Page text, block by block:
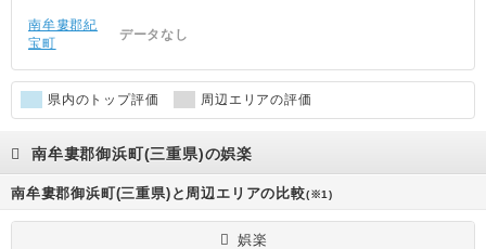
南牟婁郡紀
宝町
データなし
県内のトップ評価 周辺エリアの評価
南牟婁郡御浜町(三重県)の娯楽
南牟婁郡御浜町(三重県)と周辺エリアの比較(※1)
娯楽